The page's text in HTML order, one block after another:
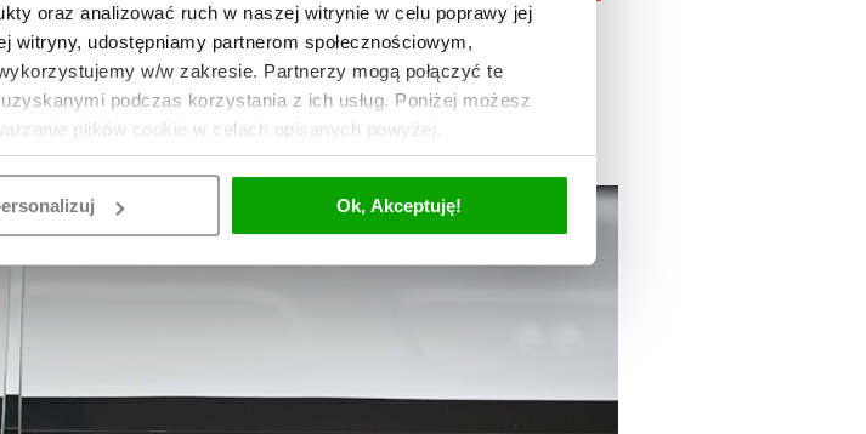
oraz analizować ruch w naszej witrynie w celu poprawy jej
udostępniamy partnerom społecznościowym,
w/w zakresie. Partnerzy mogą połączyć te
podczas korzystania z ich usług. Poniżej możesz
plików cookie w celach opisanych powyżej.
Ok, Akceptuję!